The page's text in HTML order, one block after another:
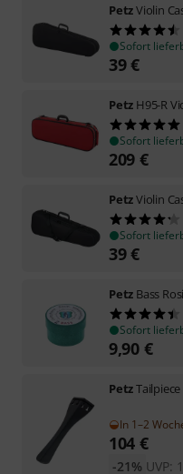
PetzViolin
Sofort
39€
Petz H95-R
Sofort
209 €
PetzViolin
Sofort
39€
Petz Bass
Sofort
9,90 €
Petz
In 1–2
104 €
UVP:
-21%